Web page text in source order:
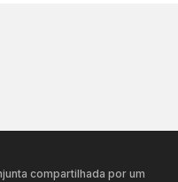
compartilhada por um